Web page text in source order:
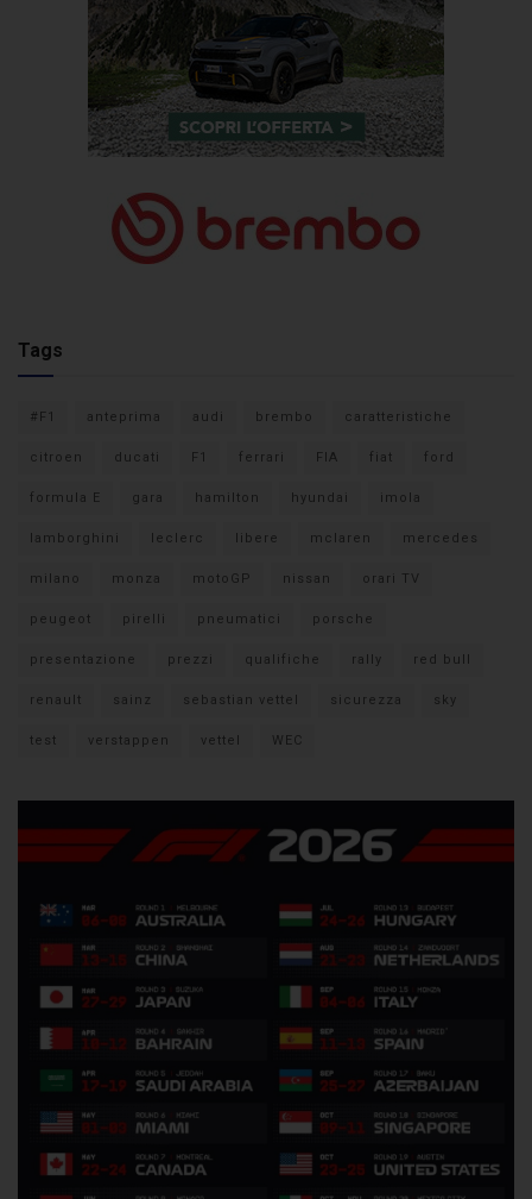
Tags
#F1 anteprima audi brembo caratteristiche
citroen ducati F1 ferrari FIA fiat ford
formula E gara hamilton hyundai imola
lamborghini leclerc libere mclaren mercedes
milano monza motoGP nissan orari TV
peugeot pirelli pneumatici porsche
presentazione prezzi qualifiche rally red bull
renault sainz sebastian vettel sicurezza sky
test verstappen vettel WEC